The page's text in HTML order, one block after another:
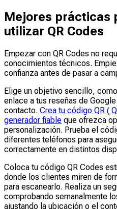
Mejores prácticas
utilizar QR Codes
Empezar con QR Codes no
conocimientos técnicos.
confianza antes de pasar a
Elige un objetivo sencillo,
enlace a tus reseñas de
contacto. Crea tu código QR (
generador fiable que ofrezca
personalización. Prueba el
diferentes teléfonos para
correctamente en distintos
Coloca tu código QR Codes
donde los clientes miren de
para escanearlo. Realiza un
comprobando semanalmente
ajustando la ubicación o el